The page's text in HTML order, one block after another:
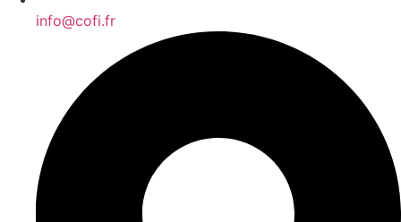
info@cofi.fr